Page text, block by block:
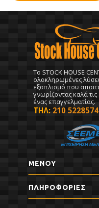
To STOCK HOUSE
ολοκληρωμένες
εξοπλισμό που
γνωρίζοντας καλά
ένας επαγγελματίας.
ΤΗΛ: 210 5228574
ΜΕΝΟΥ
ΠΛΗΡΟΦΟΡΊΕΣ